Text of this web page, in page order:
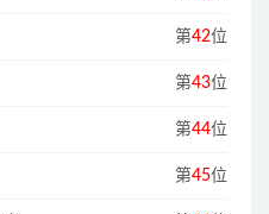
第42位
第43位
第44位
第45位